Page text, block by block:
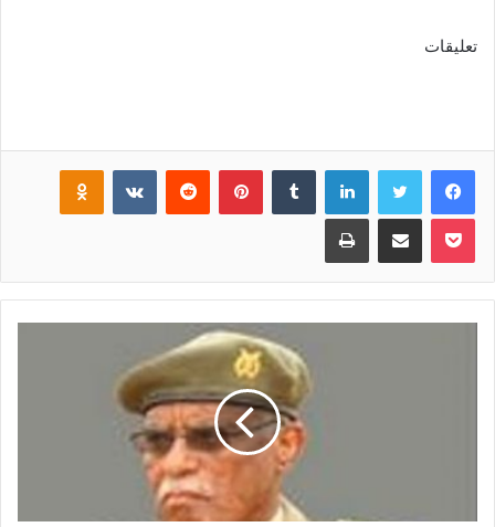
تعليقات
فيسبوك لينكدإن بينتيريست
بوكيت